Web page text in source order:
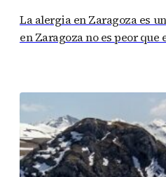
La alergia en Zaragoza es
en Zaragoza no es peor